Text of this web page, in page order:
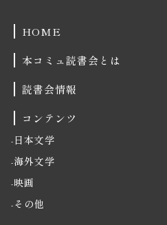
HOME
本コミュ読書会とは
読書会情報
コンテンツ
日本文学
海外文学
映画
その他